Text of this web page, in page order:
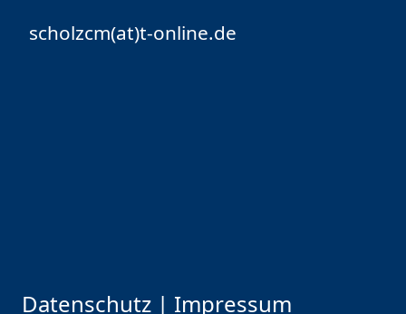
scholzcm(at)t-online.de
Datenschutz | Impressum